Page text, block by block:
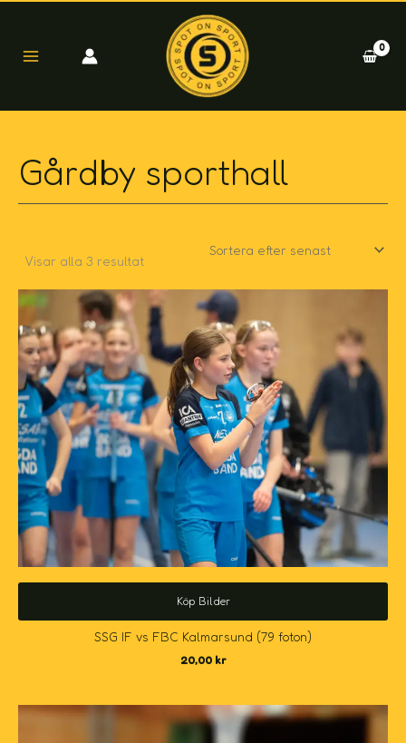
innehåll
Gårdby sporthall
Visar alla 3 resultat
Sortera
senaste
Köp Bilder
SSG IF vs FBC Kalmarsund (79 foton)
20,00 kr